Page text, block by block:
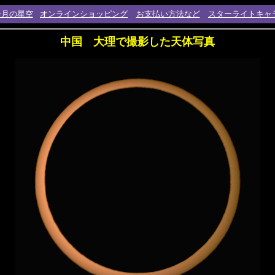
の星空 オンラインショッピング お支払い方法など スターライトキャ
中国 大理で撮影した天体写真